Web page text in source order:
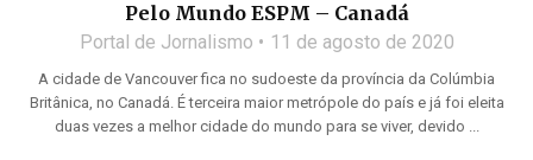
Pelo Mundo ESPM – Canadá
Portal de Jornalismo 11 de agosto de 2020
A cidade de Vancouver fica no sudoeste da província da Colúmbia
Britânica, no Canadá. É terceira maior metrópole do país e já foi eleita
duas vezes a melhor cidade do mundo para se viver, devido ...